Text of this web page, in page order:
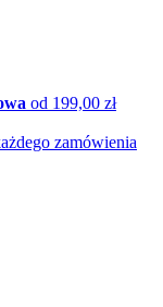
od 199,00 zł
zamówienia